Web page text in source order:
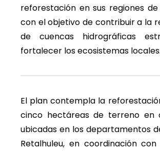
reforestación en sus regiones
con el objetivo de contribuir a la
de cuencas hidrográficas
fortalecer los ecosistemas locales.
El plan contempla la
cinco hectáreas de terreno en
ubicadas en los departamentos
Retalhuleu, en coordinación